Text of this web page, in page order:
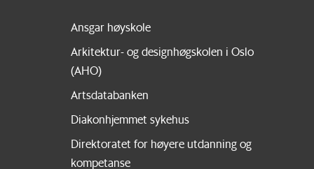
Ansgar høyskole
Arkitektur- og designhøgskolen i Oslo
(AHO)
Artsdatabanken
Diakonhjemmet sykehus
Direktoratet for høyere utdanning og
kompetanse